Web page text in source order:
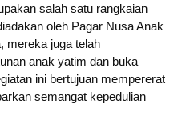
salah satu rangkaian
oleh Pagar Nusa Anak
mereka juga telah
anak yatim dan buka
ini bertujuan mempererat
semangat kepedulian